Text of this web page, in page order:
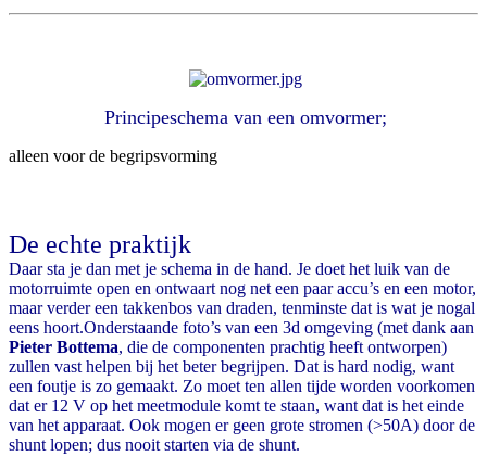
Principeschema van een omvormer;
alleen voor de begripsvorming
De echte praktijk
Daar sta je dan met je schema in de hand. Je doet het luik van de
motorruimte open en ontwaart nog net een paar accu’s en een motor,
maar verder een takkenbos van draden, tenminste dat is wat je nogal
eens hoort.Onderstaande foto’s van een 3d omgeving (met dank aan
Pieter Bottema, die de componenten prachtig heeft ontworpen)
zullen vast helpen bij het beter begrijpen. Dat is hard nodig, want
een foutje is zo gemaakt. Zo moet ten allen tijde worden voorkomen
dat er 12 V op het meetmodule komt te staan, want dat is het einde
van het apparaat. Ook mogen er geen grote stromen (>50A) door de
shunt lopen; dus nooit starten via de shunt.